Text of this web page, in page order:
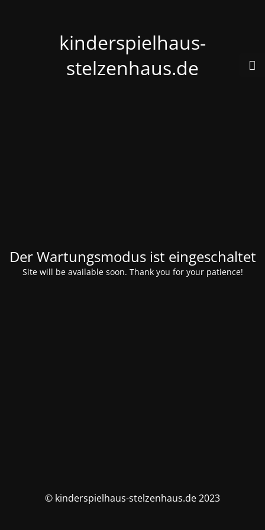
kinderspielhaus-
stelzenhaus.de
Der Wartungsmodus ist eingeschaltet
Site will be available soon. Thank you for your patience!
© kinderspielhaus-stelzenhaus.de 2023